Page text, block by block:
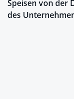
Speisen von der
des